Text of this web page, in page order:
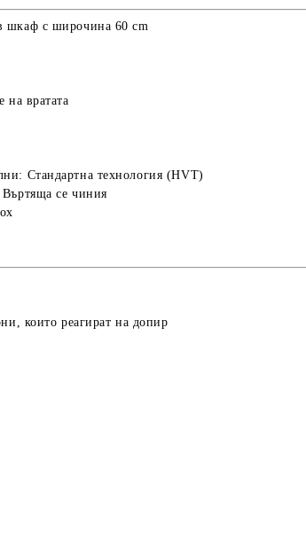
шкаф с широчина 60 cm
на вратата
Стандартна технология (HVT)
Въртяща се чиния
които реагират на допир